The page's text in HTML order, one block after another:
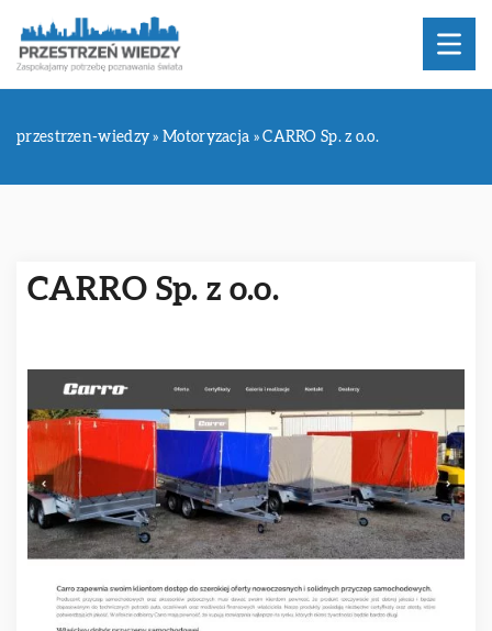
przestrzen-wiedzy »Motoryzacja »CARRO Sp. z o.o.
CARRO Sp. z o.o.